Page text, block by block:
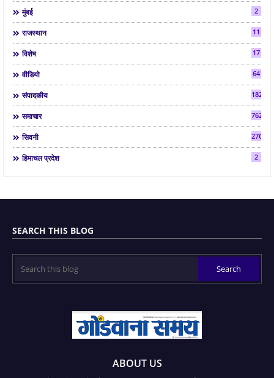
मुंबई 2
राजस्थान 11
विशेष 17
वीडियो 64
संपादकीय 182
समाचार 7624
सिवनी 2763
हिमाचल प्रदेश 2
SEARCH THIS BLOG
ABOUT US